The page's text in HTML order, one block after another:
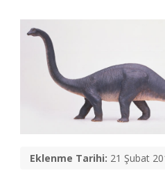
Eklenme Tarihi: 21 Şubat